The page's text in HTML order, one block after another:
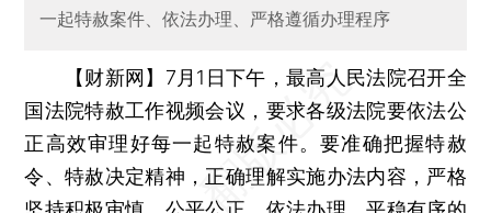
一起特赦案件、依法办理、严格遵循办理程序
【财新网】 7月1日下午，最高人民法院召开全
国法院特赦工作视频会议，要求各级法院要依法公
正高效审理好每一起特赦案件。要准确把握特赦
令、特赦决定精神，正确理解实施办法内容，严格